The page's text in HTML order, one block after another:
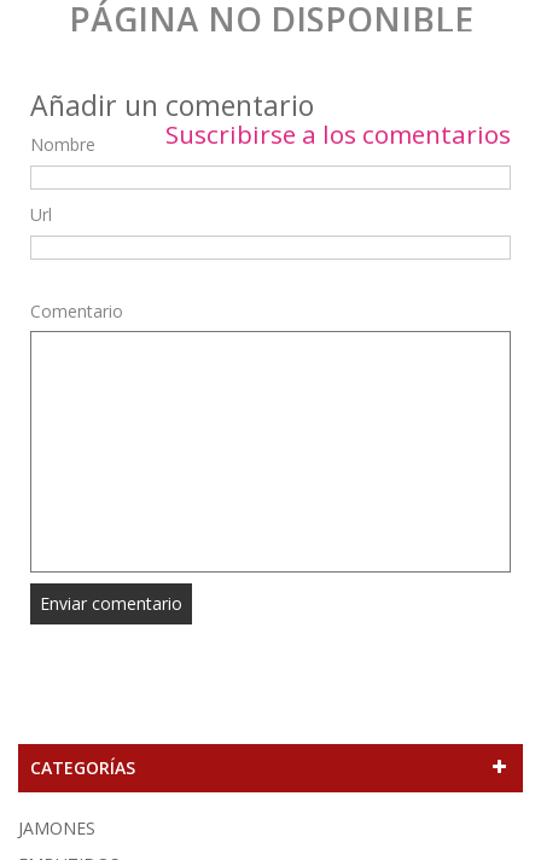
Añadir un comentario
Suscribirse a los comentarios
Nombre
Url
Comentario
CATEGORÍAS
JAMONES